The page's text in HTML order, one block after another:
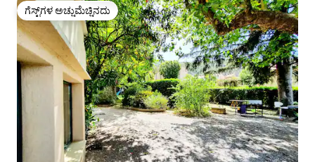
ಗೆಸ್ಟ್‌ಗಳ ಅಚ್ಚುಮೆಚ್ಚಿನದು
ಗೆಸ್ಟ್‌ಗಳ ಅಚ್ಚುಮೆಚ್ಚಿನದು